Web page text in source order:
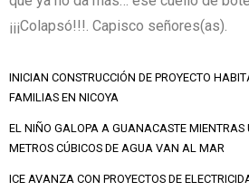
¡¡¡Colapsó!!!. Capisco señores(as).
INICIAN CONSTRUCCIÓN DE PROYECTO
FAMILIAS EN NICOYA
EL NIÑO GALOPA A GUANACASTE MIENTRAS
METROS CÚBICOS DE AGUA VAN AL MAR
ICE AVANZA CON PROYECTOS DE